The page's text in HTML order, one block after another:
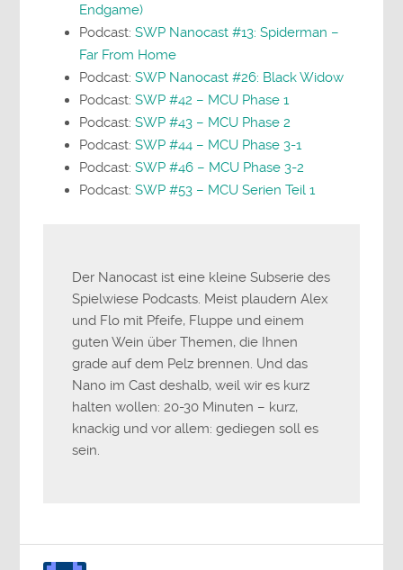
Endgame)
Podcast:SWP Nanocast #13: Spiderman –
Far From Home
Podcast:SWP Nanocast #26: Black Widow
Podcast:SWP #42 – MCU Phase 1
Podcast:SWP #43 – MCU Phase 2
Podcast:SWP #44 – MCU Phase 3-1
Podcast:SWP #46 – MCU Phase 3-2
Podcast:SWP #53 – MCU Serien Teil 1
Der Nanocast ist eine kleine Subserie des
Spielwiese Podcasts. Meist plaudern Alex
und Flo mit Pfeife, Fluppe und einem
guten Wein über Themen, die Ihnen
grade auf dem Pelz brennen. Und das
Nano im Cast deshalb, weil wir es kurz
halten wollen: 20-30 Minuten – kurz,
knackig und vor allem: gediegen soll es
sein.